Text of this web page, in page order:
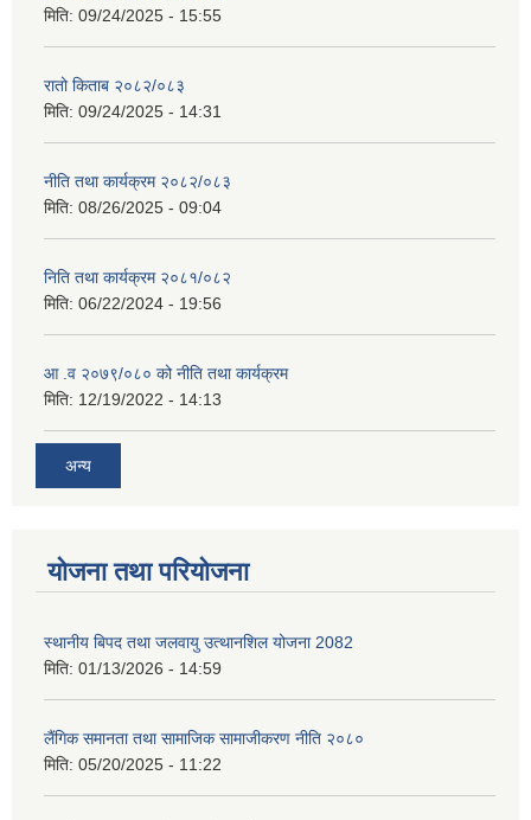
मिति: 09/24/2025 - 15:55
रातो किताब २०८२/०८३
मिति: 09/24/2025 - 14:31
नीति तथा कार्यक्रम २०८२/०८३
मिति: 08/26/2025 - 09:04
निति तथा कार्यक्रम २०८१/०८२
मिति: 06/22/2024 - 19:56
आ .व २०७९/०८० को नीति तथा कार्यक्रम
मिति: 12/19/2022 - 14:13
अन्य
योजना तथा परियोजना
स्थानीय बिपद तथा जलवायु उत्थानशिल योजना 2082
मिति: 01/13/2026 - 14:59
लैंगिक समानता तथा सामाजिक सामाजीकरण नीति २०८०
मिति: 05/20/2025 - 11:22